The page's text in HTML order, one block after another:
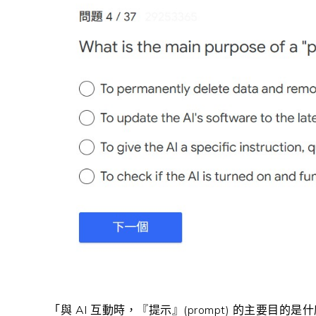
「與 AI 互動時，『提示』(prompt) 的主要目的是